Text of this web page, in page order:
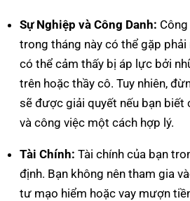
Sự Nghiệp và Công Danh:
trong tháng này có thể gặp
có thể cảm thấy bị áp lực bởi
trên hoặc thầy cô. Tuy nhiên,
sẽ được giải quyết nếu bạn biết
và công việc một cách hợp lý.
Tài Chính: Tài chính của bạn
định. Bạn không nên tham gia
tư mạo hiểm hoặc vay mượn